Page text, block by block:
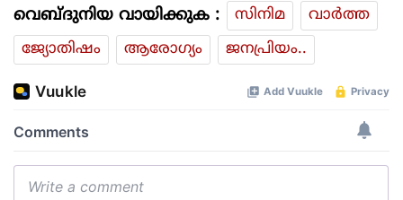
വെബ്ദുനിയ വായിക്കുക : സിനിമ
വാര്‍ത്ത
ജ്യോതിഷം
ആരോഗ്യം ജനപ്രിയം..